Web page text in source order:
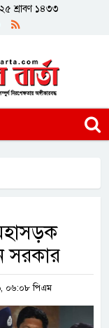
শ্রাবণ ১৪৩৩
সরকার
০৬:০৮ পিএম